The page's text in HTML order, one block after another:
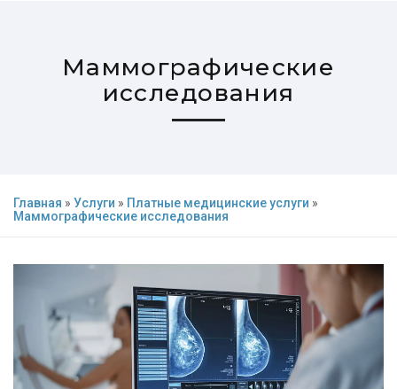
Маммографические
исcледования
Главная » Услуги » Платные медицинские услуги »
Маммографические исcледования